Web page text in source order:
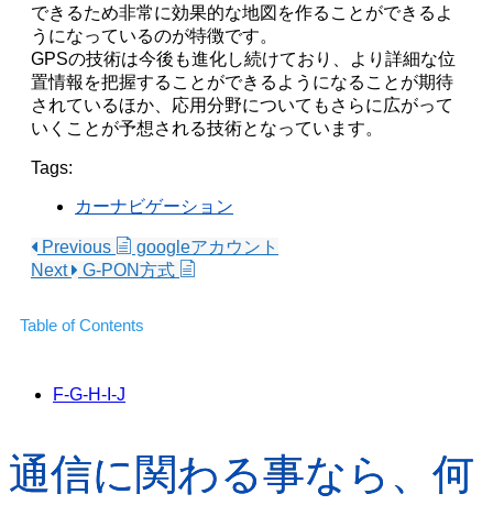
できるため非常に効果的な地図を作ることができるよ
うになっているのが特徴です。
GPSの技術は今後も進化し続けており、より詳細な位
置情報を把握することができるようになることが期待
されているほか、応用分野についてもさらに広がって
いくことが予想される技術となっています。
Tags:
カーナビゲーション
Previous
googleアカウント
Next
G-PON方式
Table of Contents
F-G-H-I-J
通信に関わる事なら、何